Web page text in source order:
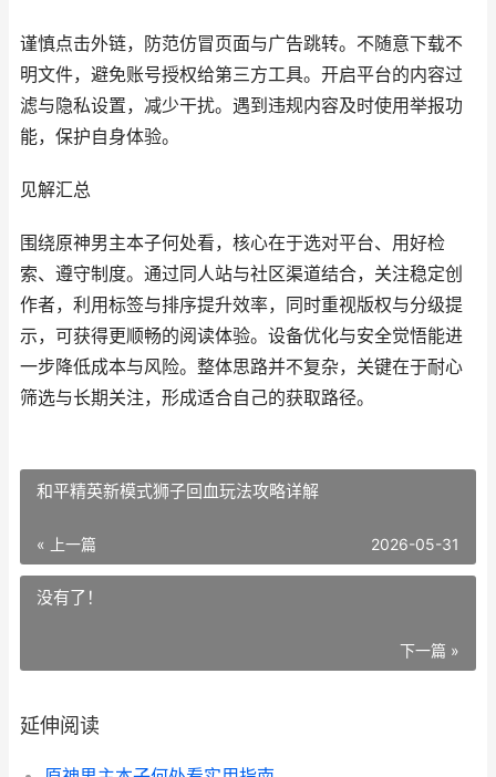
谨慎点击外链，防范仿冒页面与广告跳转。不随意下载不
明文件，避免账号授权给第三方工具。开启平台的内容过
滤与隐私设置，减少干扰。遇到违规内容及时使用举报功
能，保护自身体验。
见解汇总
围绕原神男主本子何处看，核心在于选对平台、用好检
索、遵守制度。通过同人站与社区渠道结合，关注稳定创
作者，利用标签与排序提升效率，同时重视版权与分级提
示，可获得更顺畅的阅读体验。设备优化与安全觉悟能进
一步降低成本与风险。整体思路并不复杂，关键在于耐心
筛选与长期关注，形成适合自己的获取路径。
和平精英新模式狮子回血玩法攻略详解
« 上一篇 2026-05-31
没有了！
下一篇 »
延伸阅读